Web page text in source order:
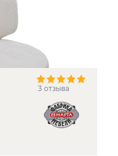
3 отзыва